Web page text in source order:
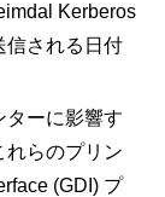
Kerberos
信される日付
ターに影響す
れらのプリン
(GDI) プ